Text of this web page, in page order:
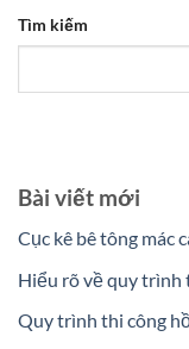
Tìm kiếm
Bài viết mới
Cục kê bê tông mác
Hiểu rõ về quy trình
Quy trình thi công